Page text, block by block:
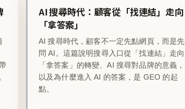
AI 搜尋時代：顧客從「找連結」走向
「拿答案」
AI 搜尋時代，顧客不一定先點網頁，而是先
問 AI。這篇說明搜尋入口從「找連結」走向
「拿答案」的轉變、AI 搜尋對品牌的意義，
以及為什麼進入 AI 的答案，是 GEO 的起
點。